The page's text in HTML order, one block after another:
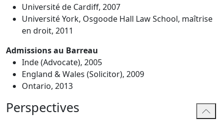
Université de Cardiff, 2007
Université York, Osgoode Hall Law School, maîtrise
en droit, 2011
Admissions au Barreau
Inde (Advocate), 2005
England & Wales (Solicitor), 2009
Ontario, 2013
Perspectives